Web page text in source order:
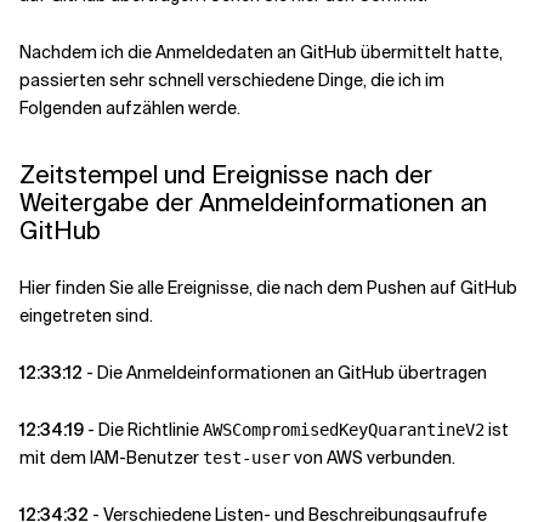
Nachdem ich die Anmeldedaten an GitHub übermittelt hatte,
passierten sehr schnell verschiedene Dinge, die ich im
Folgenden aufzählen werde.
Zeitstempel und Ereignisse nach der
Weitergabe der Anmeldeinformationen an
GitHub
Hier finden Sie alle Ereignisse, die nach dem Pushen auf GitHub
eingetreten sind.
12:33:12 - Die Anmeldeinformationen an GitHub übertragen
12:34:19 - Die RichtlinieAWSCompromisedKeyQuarantineV2ist
mit dem IAM-Benutzertest-uservon AWS verbunden.
12:34:32 - Verschiedene Listen- und Beschreibungsaufrufe